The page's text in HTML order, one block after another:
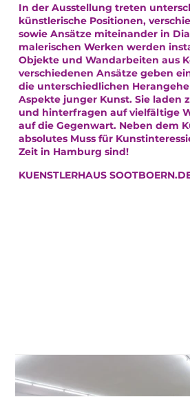
In der Ausstellung treten
künstlerische Positionen,
sowie Ansätze miteinander in
malerischen Werken werden
Objekte und Wandarbeiten aus
verschiedenen Ansätze geben
die unterschiedlichen
Aspekte junger Kunst. Sie laden
und hinterfragen auf vielfältige
auf die Gegenwart. Neben dem
absolutes Muss für
Zeit in Hamburg sind!
KUENSTLERHAUS